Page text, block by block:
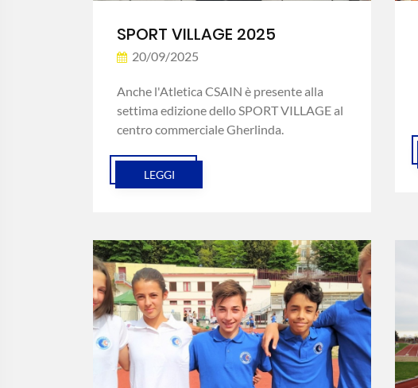
SPORT VILLAGE 2025
20/09/2025
Anche l'Atletica CSAIN è presente alla
settima edizione dello SPORT VILLAGE al
centro commerciale Gherlinda.
LEGGI